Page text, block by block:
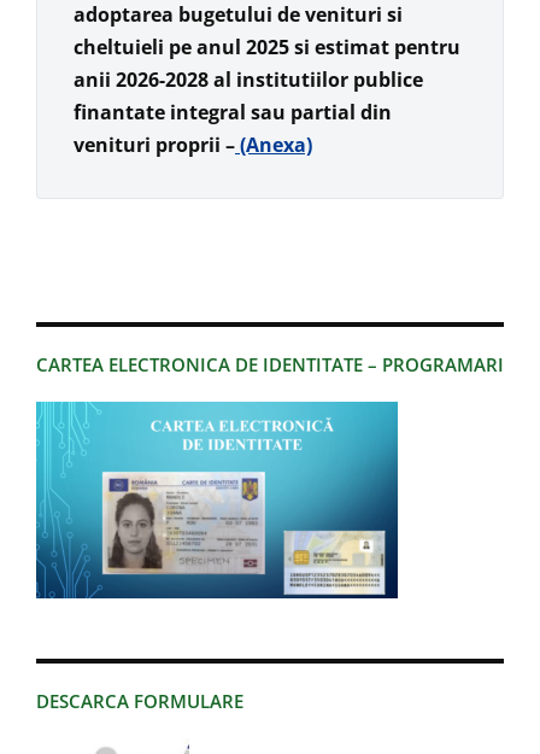
CARTEA ELECTRONICA DE IDENTITATE – PROGRAMARI
DESCARCA FORMULARE
adoptarea bugetului de venituri si
cheltuieli pe anul 2025 si estimat pentru
anii 2026-2028 al institutiilor publice
finantate integral sau partial din
venituri proprii –(Anexa)